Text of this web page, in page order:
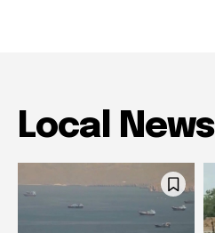
Local News